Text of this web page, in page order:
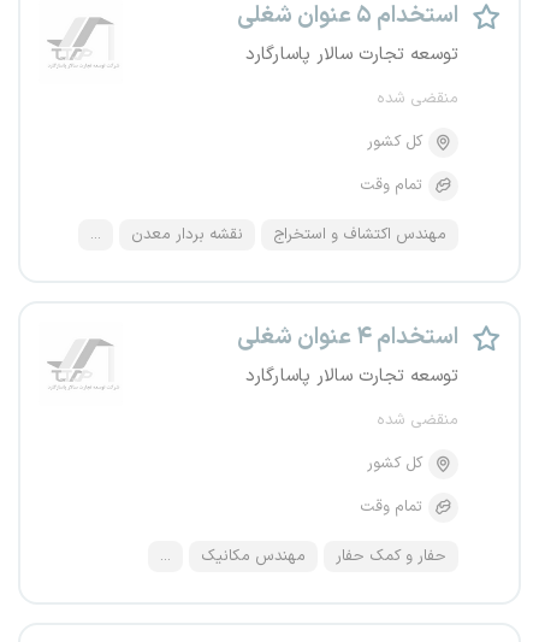
استخدام ۵ عنوان شغلی
توسعه تجارت سالار پاسارگارد
منقضی شده
کل کشور
تمام وقت
مهندس اکتشاف و استخراج نقشه بردار معدن ...
استخدام ۴ عنوان شغلی
توسعه تجارت سالار پاسارگارد
منقضی شده
کل کشور
تمام وقت
حفار و کمک حفار مهندس مکانیک ...